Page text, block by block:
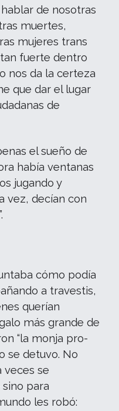
de nosotras
muertes,
mujeres trans
fuerte dentro
nos da la certeza
que dar el lugar
de
el sueño de
había ventanas
jugando y
vez, decían con
cómo podía
a travestis,
querían
más grande de
“la monja pro-
se detuvo. No
se
para
les robó: